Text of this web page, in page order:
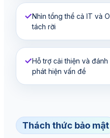
✓Nhìn tổng thể cả IT và
tách rời
✓Hỗ trợ cải thiện và đánh
phát hiện vấn đề
Thách thức bảo mật